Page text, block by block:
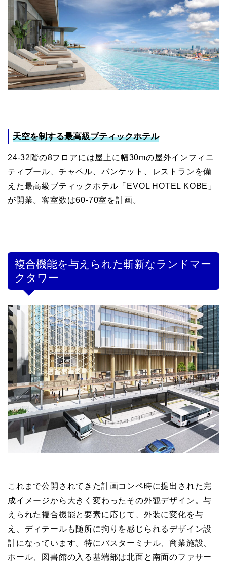
天空を制する最高級ブティックホテル
24-32階の8フロアには屋上に幅30mの屋外インフィニ
ティプール、チャペル、バンケット、レストランを備
えた最高級ブティックホテル「EVOL HOTEL KOBE」
が開業。客室数は60-70室を計画。
複合機能を与えられた斬新なランドマー
クタワー
これまで公開されてきた計画コンペ時に提出された完
成イメージから大きく変わったその外観デザイン。与
えられた複合機能と要素に応じて、外装に変化を与
え、ディテールも随所に拘りを感じられるデザイン設
計になっています。特にバスターミナル、商業施設、
ホール、図書館の入る基端部は北面と南面のファサー